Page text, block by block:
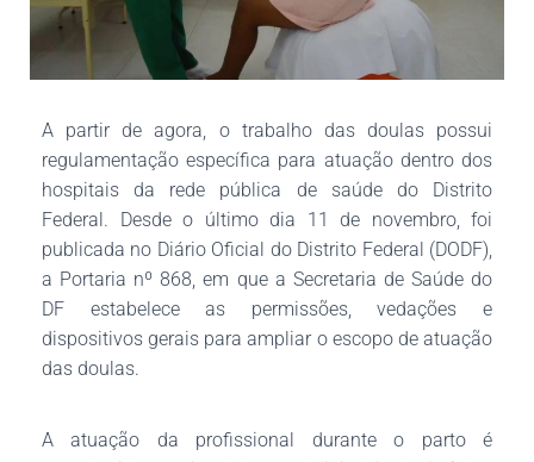
A partir de agora, o trabalho das doulas possui
regulamentação específica para atuação dentro dos
hospitais da rede pública de saúde do Distrito
Federal. Desde o último dia 11 de novembro, foi
publicada no Diário Oficial do Distrito Federal (DODF),
a Portaria nº 868, em que a Secretaria de Saúde do
DF estabelece as permissões, vedações e
dispositivos gerais para ampliar o escopo de atuação
das doulas.
A atuação da profissional durante o parto é